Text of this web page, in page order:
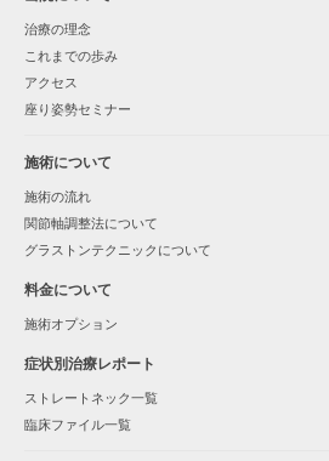
治療の理念
これまでの歩み
アクセス
座り姿勢セミナー
施術について
施術の流れ
関節軸調整法について
グラストンテクニックについて
料金について
施術オプション
症状別治療レポート
ストレートネック一覧
臨床ファイル一覧